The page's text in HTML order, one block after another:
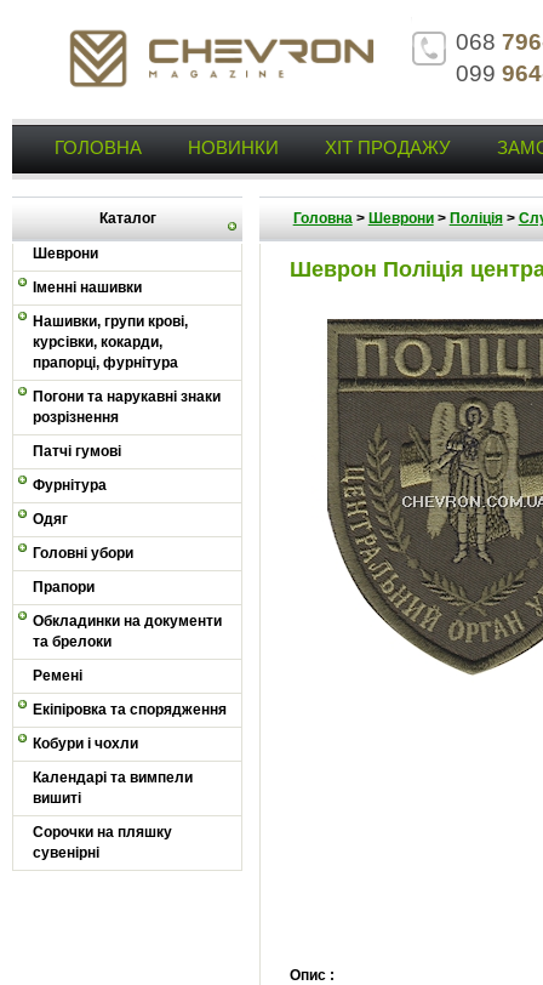
068
099
ГОЛОВНА НОВИНКИ ХІТ ПРОДАЖУ
Каталог
Шеврони
Іменні нашивки
Нашивки, групи крові,
курсівки, кокарди,
прапорці, фурнітура
Погони та нарукавні знаки
розрізнення
Патчі гумові
Фурнітура
Одяг
Головні убори
Прапори
Обкладинки на документи
та брелоки
Ремені
Екіпіровка та спорядження
Кобури і чохли
Календарі та вимпели
вишиті
Сорочки на пляшку
сувенірні
Головна> Шеврони> Поліція>
Шеврон Поліція
Опис :